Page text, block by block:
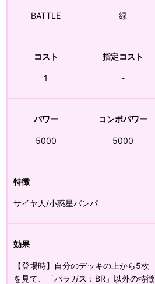
BATTLE 緑
コスト
1
指定コスト
-
パワー
5000
コンボパワー
5000
特徴
サイヤ人/小惑星バンパ
効果
【登場時】自分のデッキの上から5枚
を見て、「パラガス：BR」以外の特徴